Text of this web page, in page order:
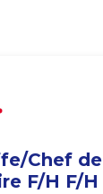
Chef de
F/H F/H